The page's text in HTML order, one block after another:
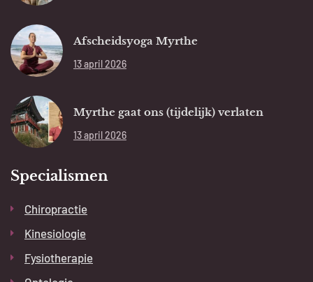
Afscheidsyoga Myrthe
13 april 2026
Myrthe gaat ons (tijdelijk) verlaten
13 april 2026
Specialismen
Chiropractie
Kinesiologie
Fysiotherapie